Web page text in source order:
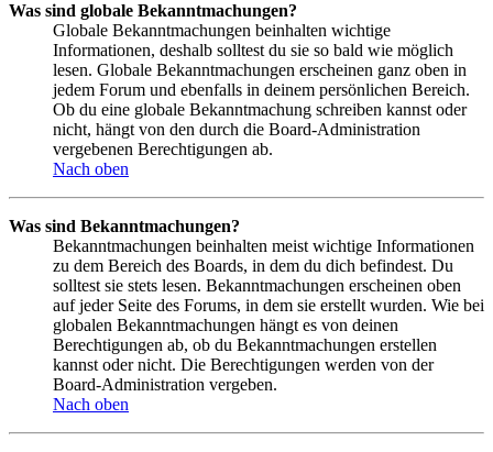
Was sind globale Bekanntmachungen?
Globale Bekanntmachungen beinhalten wichtige
Informationen, deshalb solltest du sie so bald wie möglich
lesen. Globale Bekanntmachungen erscheinen ganz oben in
jedem Forum und ebenfalls in deinem persönlichen Bereich.
Ob du eine globale Bekanntmachung schreiben kannst oder
nicht, hängt von den durch die Board-Administration
vergebenen Berechtigungen ab.
Nach oben
Was sind Bekanntmachungen?
Bekanntmachungen beinhalten meist wichtige Informationen
zu dem Bereich des Boards, in dem du dich befindest. Du
solltest sie stets lesen. Bekanntmachungen erscheinen oben
auf jeder Seite des Forums, in dem sie erstellt wurden. Wie bei
globalen Bekanntmachungen hängt es von deinen
Berechtigungen ab, ob du Bekanntmachungen erstellen
kannst oder nicht. Die Berechtigungen werden von der
Board-Administration vergeben.
Nach oben